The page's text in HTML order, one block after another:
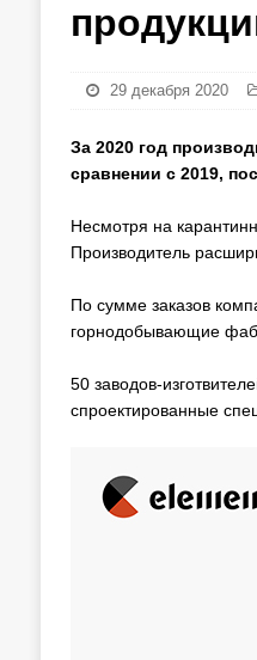
29 декабря 2020
За 2020 год
сравнении с 2019,
Несмотря на
Производитель
По сумме заказов
горнодобывающие
50 заводов-
спроектированные